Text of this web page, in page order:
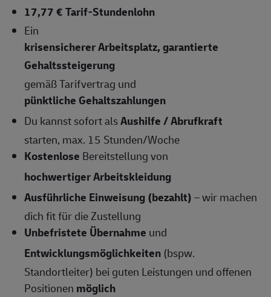
17,77 € Tarif-Stundenlohn
Ein
krisensicherer Arbeitsplatz, garantierte
Gehaltssteigerung
gemäß Tarifvertrag und
pünktliche Gehaltszahlungen
Du kannst sofort alsAushilfe / Abrufkraft
starten, max. 15 Stunden/Woche
Kostenlose Bereitstellung von
hochwertiger Arbeitskleidung
Ausführliche Einweisung (bezahlt)– wir machen
dich fit für die Zustellung
Unbefristete Übernahme und
Entwicklungsmöglichkeiten (bspw.
Standortleiter) bei guten Leistungen und offenen
Positionen möglich